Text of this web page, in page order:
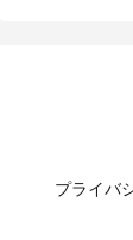
プライバ